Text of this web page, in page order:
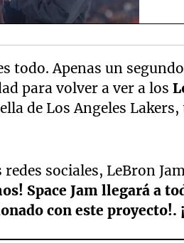
todo. Apenas un
para volver a ver a los
de Los Angeles
redes sociales, LeBron
Space Jam llegará a
con este proyecto!.